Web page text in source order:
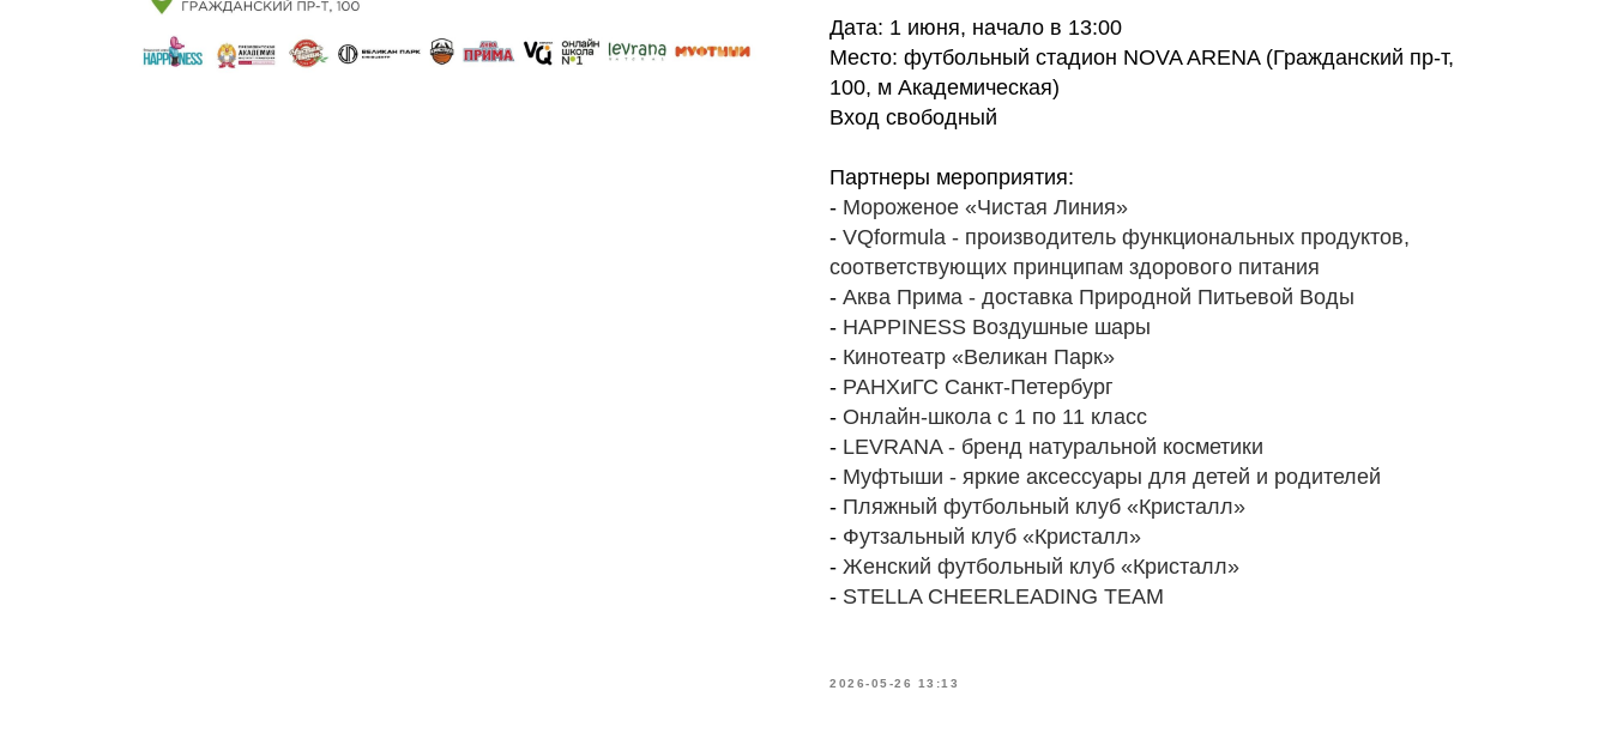
Дата: 1 июня, начало в 13:00
Место: футбольный стадион NOVA ARENA (Гражданский пр-т,
100, м Академическая)
Вход свободный
Партнеры мероприятия:
- Мороженое «Чистая Линия»
- VQformula - производитель функциональных продуктов,
соответствующих принципам здорового питания
- Аква Прима - доставка Природной Питьевой Воды
- HAPPINESS Воздушные шары
- Кинотеатр «Великан Парк»
- РАНХиГС Санкт-Петербург
- Онлайн-школа с 1 по 11 класс
- LEVRANA - бренд натуральной косметики
- Муфтыши - яркие аксессуары для детей и родителей
- Пляжный футбольный клуб «Кристалл»
- Футзальный клуб «Кристалл»
- Женский футбольный клуб «Кристалл»
- STELLA CHEERLEADING TEAM
2026-05-26 13:13